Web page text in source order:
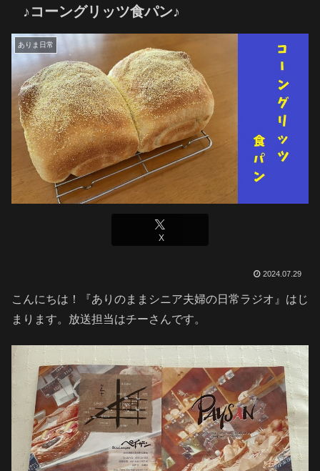
♪コーングリッツ食パン♪
ありま日常
X
2024.07.29
こんにちは！『ありのままシニア夫婦の日常ラジオ』はじ
まります。放送担当はチーさんです。